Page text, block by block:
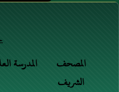
المدرسة
المصحف
الشريف